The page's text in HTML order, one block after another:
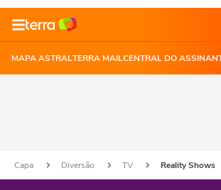
MAPA ASTRALTERRA MAILCENTRAL DO
Capa Diversão TV Reality Shows